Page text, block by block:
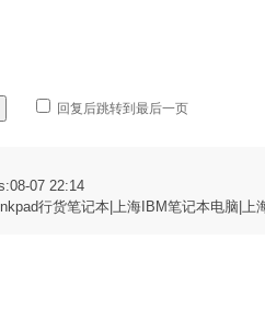
回复后跳转到最后一页
07 22:14
行货笔记本|上海IBM笔记本电脑|上